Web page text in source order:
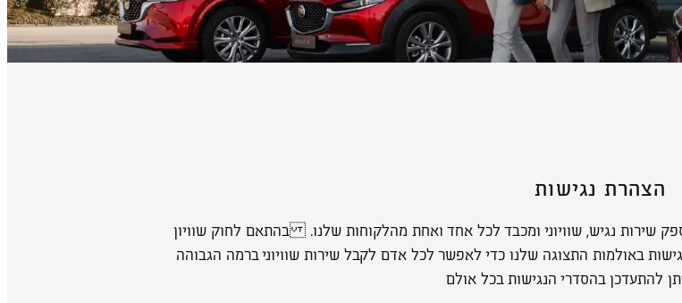
הצהרת נגישות
שירות נגיש, שוויוני ומכבד לכל אחד ואחת מהלקוחות שלנו. בהתאם לחוק שוויון
תשנ״ח-1998, ביצענו התאמות נגישות באולמות התצוגה שלנו כדי לאפשר לכל אדם לקבל שירות שוויוני ברמה הגבוהה
להתעדכן בהסדרי הנגישות בכל אולם